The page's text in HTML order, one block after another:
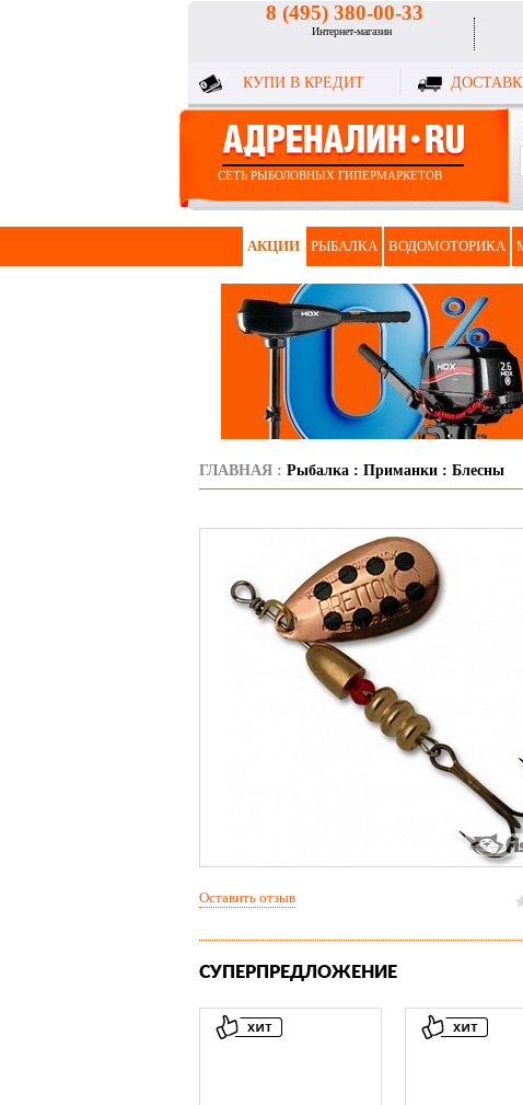
8 (495) 380-00-33
Интернет-магазин
КУПИ В КРЕДИТ
СЕТЬ РЫБОЛОВНЫХ ГИПЕРМАРКЕТОВ
АКЦИИ РЫБАЛКА ВОДОМОТОРИКА
ГЛАВНАЯ : Рыбалка : Приманки : Блесны
Оставить отзыв
СУПЕРПРЕДЛОЖЕНИЕ